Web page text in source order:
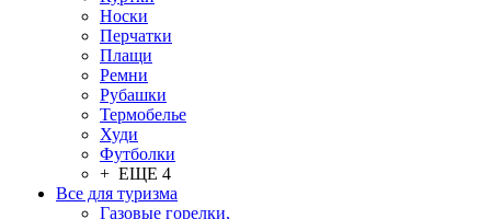
Носки
Перчатки
Плащи
Ремни
Рубашки
Термобелье
Худи
Футболки
+ ЕЩЕ 4
Все для туризма
Газовые горелки,